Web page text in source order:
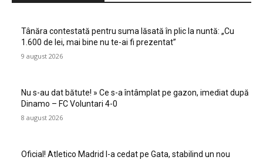
Tânăra contestată pentru suma lăsată în plic la nuntă: „Cu
1.600 de lei, mai bine nu te-ai fi prezentat”
9 august 2026
Nu s-au dat bătute! » Ce s-a întâmplat pe gazon, imediat după
Dinamo – FC Voluntari 4-0
8 august 2026
Oficial! Atletico Madrid l-a cedat pe Gata, stabilind un nou